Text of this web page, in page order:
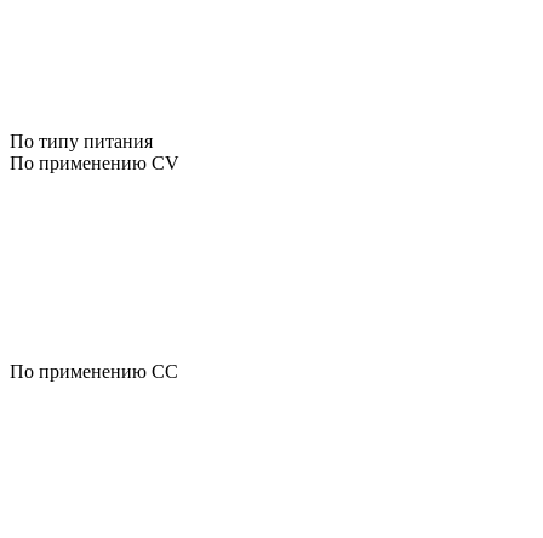
По типу питания
По применению CV
По применению CC